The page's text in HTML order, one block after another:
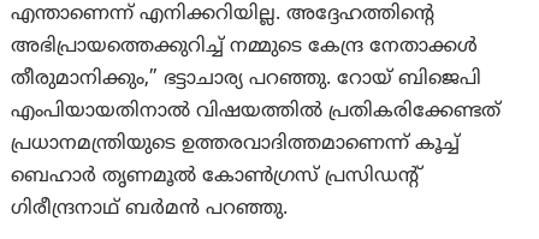
എന്താണെന്ന് എനിക്കറിയില്ല. അദ്ദേഹത്തിന്റെ
അഭിപ്രായത്തെക്കുറിച്ച് നമ്മുടെ കേന്ദ്ര നേതാക്കൾ
തീരുമാനിക്കും,” ഭട്ടാചാര്യ പറഞ്ഞു. റോയ് ബിജെപി
എംപിയായതിനാൽ വിഷയത്തിൽ പ്രതികരിക്കേണ്ടത്
പ്രധാനമന്ത്രിയുടെ ഉത്തരവാദിത്തമാണെന്ന് കൂച്ച്
ബെഹാർ തൃണമൂൽ കോൺഗ്രസ് പ്രസിഡന്റ്
ഗിരീന്ദ്രനാഥ് ബർമൻ പറഞ്ഞു.